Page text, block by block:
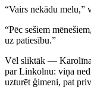
“Vairs nekādu melu,”
“Pēc sešiem
uz patiesību.”
Vēl sliktāk — Karolīna
par Linkolnu: viņa
uzturēt ģimeni, pat